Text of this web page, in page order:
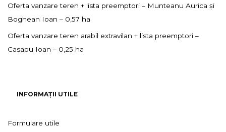
Oferta vanzare teren + lista preemptori – Munteanu Aurica și
Boghean Ioan – 0,57 ha
Oferta vanzare teren arabil extravilan + lista preemptori –
Casapu Ioan – 0,25 ha
INFORMAȚII UTILE
Formulare utile